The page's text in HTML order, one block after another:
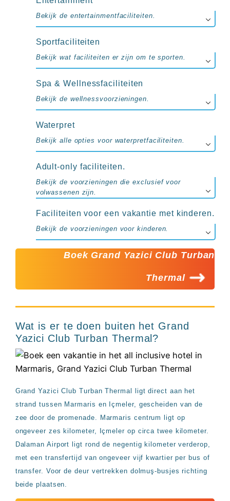
Bekijk de entertainmentfaciliteiten.
Sportfaciliteiten
Bekijk wat faciliteiten er zijn om te sporten.
Spa & Wellnessfaciliteiten
Bekijk de wellnessvoorzieningen.
Waterpret
Bekijk alle opties voor waterpretfaciliteiten.
Adult-only faciliteiten.
Bekijk de voorzieningen die exclusief voor
volwassenen zijn.
Faciliteiten voor een vakantie met kinderen.
Bekijk de voorzieningen voor kinderen.
Boek Grand Yazici Club Turban
Thermal
Wat is er te doen buiten het Grand
Yazici Club Turban Thermal?
Grand Yazici Club Turban Thermal ligt direct aan het
strand tussen Marmaris en Içmeler, gescheiden van de
zee door de promenade. Marmaris centrum ligt op
ongeveer zes kilometer, Içmeler op circa twee kilometer.
Dalaman Airport ligt rond de negentig kilometer verderop,
met een transfertijd van ongeveer vijf kwartier per bus of
transfer. Voor de deur vertrekken dolmuş-busjes richting
beide plaatsen.